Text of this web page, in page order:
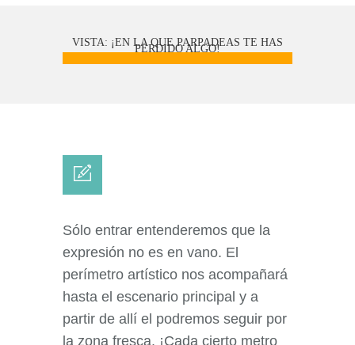
VISTA: ¡EN LA QUE PARPADEAS TE HAS
PERDIDO ALGO!
Sólo entrar entenderemos que la
expresión no es en vano. El
perímetro artístico nos acompañará
hasta el escenario principal y a
partir de allí el podremos seguir por
la zona fresca. ¡Cada cierto metro